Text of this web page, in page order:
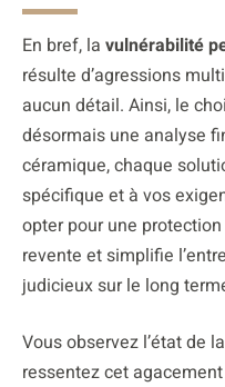
En bref, la vulnérabilité
résulte d’agressions
aucun détail. Ainsi, le
désormais une analyse
céramique, chaque
spécifique et à vos
opter pour une
revente et simplifie
judicieux sur le long
Vous observez l’état de
ressentez cet